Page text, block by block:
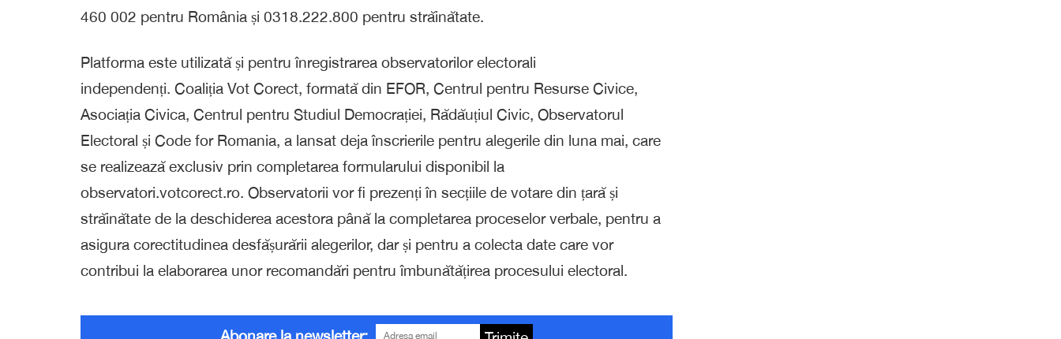
460 002 pentru România și 0318.222.800 pentru străinătate.
Platforma este utilizată și pentru înregistrarea observatorilor electorali
independenți. Coaliția Vot Corect, formată din EFOR, Centrul pentru Resurse Civice,
Asociația Civica, Centrul pentru Studiul Democrației, Rădăuțiul Civic, Observatorul
Electoral și Code for Romania, a lansat deja înscrierile pentru alegerile din luna mai, care
se realizează exclusiv prin completarea formularului disponibil la
observatori.votcorect.ro. Observatorii vor fi prezenți în secțiile de votare din țară și
străinătate de la deschiderea acestora până la completarea proceselor verbale, pentru a
asigura corectitudinea desfășurării alegerilor, dar și pentru a colecta date care vor
contribui la elaborarea unor recomandări pentru îmbunătățirea procesului electoral.
Abonare la newsletter: